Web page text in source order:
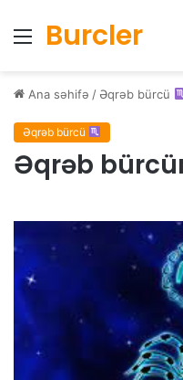
Menyu
Burcler
Ana səhifə / Əqrəb bürcü
Əqrəb bürcü
Əqrəb